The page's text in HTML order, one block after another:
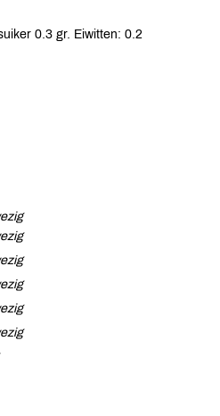
0.3 gr. Eiwitten: 0.2